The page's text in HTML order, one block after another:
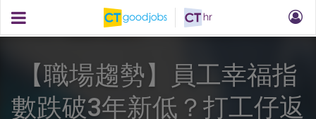
【職場趨勢】員工幸福指
數跌破3年新低？打工仔返